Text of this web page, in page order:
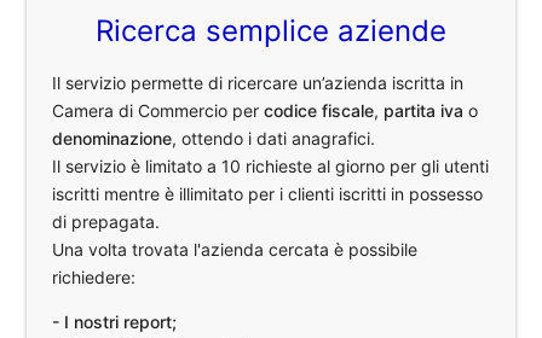
Ricerca semplice aziende
Il servizio permette di ricercare un’azienda iscritta in
Camera di Commercio percodice fiscale, partita iva o
denominazione, ottendo i dati anagrafici.
Il servizio è limitato a 10 richieste al giorno per gli utenti
iscritti mentre è illimitato per i clienti iscritti in possesso
di prepagata.
Una volta trovata l'azienda cercata è possibile
richiedere:
- I nostri report;